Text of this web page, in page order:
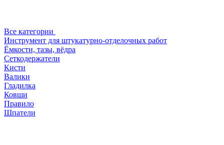
Все категории
Инструмент для штукатурно-отделочных работ
Ёмкости, тазы, вёдра
Сеткодержатели
Кисти
Валики
Гладилка
Ковши
Правило
Шпатели